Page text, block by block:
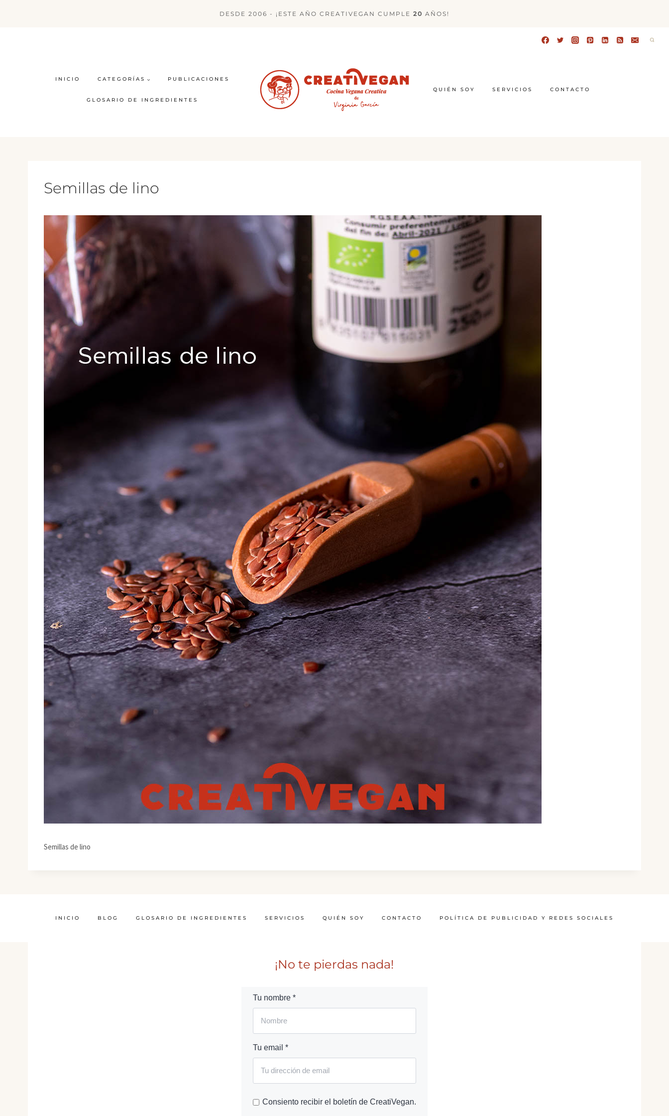
DESDE 2006 - ¡ESTE AÑO CREATIVEGAN CUMPLE 20 AÑOS!
INICIO CATEGORÍAS PUBLICACIONES
GLOSARIO DE INGREDIENTES
QUIÉN SOY SERVICIOS CONTACTO
Semillas de lino
Semillas de lino
INICIO BLOG GLOSARIO DE INGREDIENTES SERVICIOS QUIÉN SOY CONTACTO POLÍTICA DE PUBLICIDAD Y REDES SOCIALES
¡No te pierdas nada!
Tu nombre *
Tu email *
Consiento recibir el boletín de CreatiVegan.